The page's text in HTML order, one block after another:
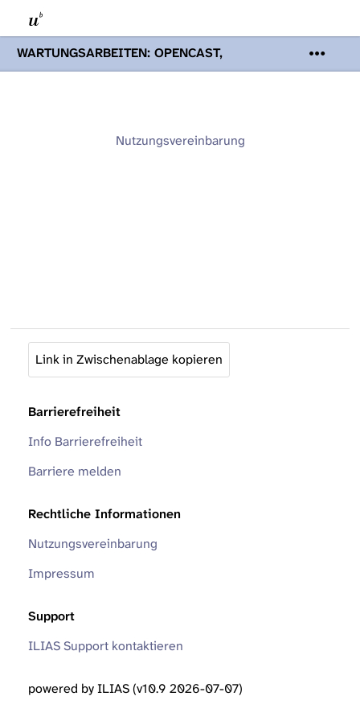
WARTUNGSARBEITEN: OPENCAST,
PODCASTS & TOBIRA
Mi 19. August
Opencast-Videos und Tobira nicht zur
Nutzungsvereinbarung
Link in Zwischenablage kopieren
Barrierefreiheit
Info Barrierefreiheit
Barriere melden
Rechtliche Informationen
Nutzungsvereinbarung
Impressum
Support
ILIAS Support kontaktieren
powered by ILIAS (v10.9 2026-07-07)